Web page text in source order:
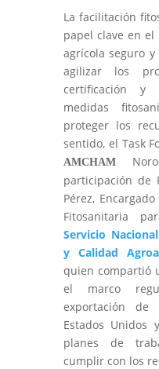
La facilitación
papel clave en
agrícola seguro
agilizar los
certificación y
medidas
proteger los
sentido, el Task
AMCHAM
participación de
Pérez,
Fitosanitaria
Servicio
y Calidad
quien compartió
el marco
exportación de
Estados
planes de
cumplir con los